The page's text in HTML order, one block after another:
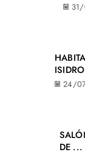
24/
DE ...